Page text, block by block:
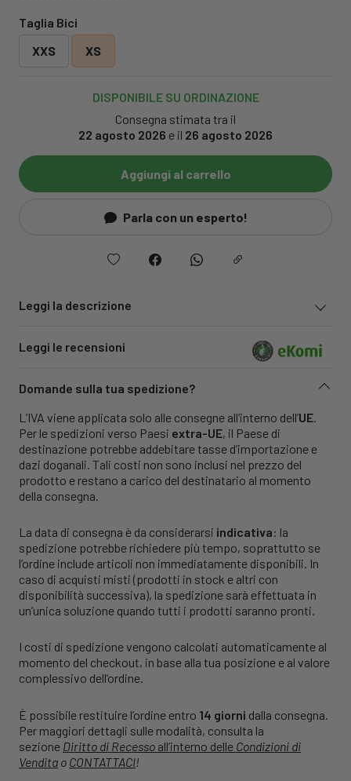
Taglia Bici
XXS
XS
DISPONIBILE SU ORDINAZIONE
Consegna stimata tra il
22 agosto 2026 e il 26 agosto 2026
Aggiungi al carrello
Parla con un esperto!
Leggi la descrizione
Leggi le recensioni
Domande sulla tua spedizione?
L’IVA viene applicata solo alle consegne all’interno dell’UE
Per le spedizioni verso Paesi extra-UE, il Paese di
destinazione potrebbe addebitare tasse d’importazione e
dazi doganali. Tali costi non sono inclusi nel prezzo del
prodotto e restano a carico del destinatario al momento
della consegna.
La data di consegna è da considerarsi indicativa: la
spedizione potrebbe richiedere più tempo, soprattutto se
l’ordine include articoli non immediatamente disponibili. In
caso di acquisti misti (prodotti in stock e altri con
disponibilità successiva), la spedizione sarà effettuata in
un’unica soluzione quando tutti i prodotti saranno pronti.
I costi di spedizione vengono calcolati automaticamente al
momento del checkout, in base alla tua posizione e al valore
complessivo dell’ordine.
È possibile restituire l’ordine entro 14 giorni dalla consegna.
Per maggiori dettagli sulle modalità, consulta la
sezione Diritto di Recesso all’interno delle Condizioni di
Vendita o CONTATTACI!